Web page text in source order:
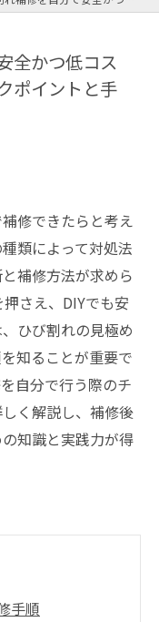
全かつ低コス
ポイントと手
修できたらと考え
類によって対処法
補修方法が求めら
さえ、DIYでも安
ひび割れの見極め
知ることが重要で
自分で行う際のチ
く解説し、補修後
知識と実践力が得
手順